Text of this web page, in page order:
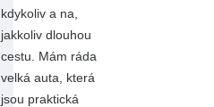
kdykoliv a na,
jakkoliv dlouhou
cestu. Mám ráda
velká auta, která
jsou praktická